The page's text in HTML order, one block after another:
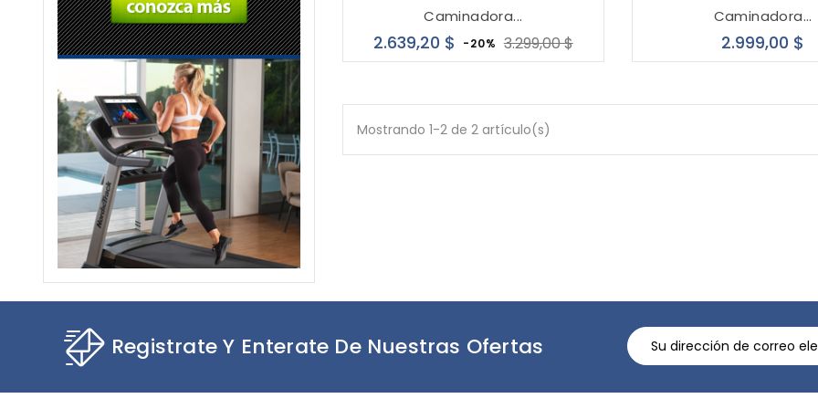
Caminadora...
2.639,20 $ Precio
base
-20% 3.299,00 $Precio
Caminadora...
2.999,00 $
Mostrando 1-2 de 2 artículo(s)
Registrate Y Enterate De Nuestras Ofertas